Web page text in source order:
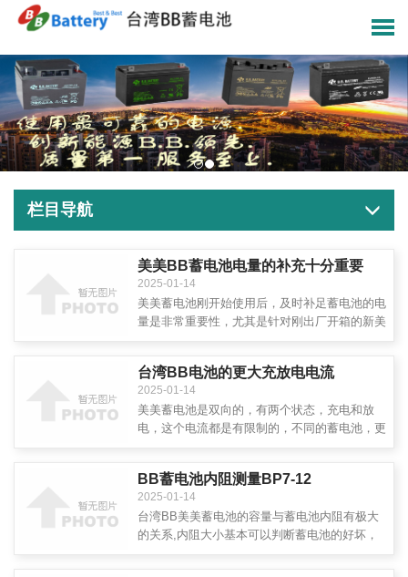
栏目导航
美美BB蓄电池电量的补充十分重要
2025-01-14
美美蓄电池刚开始使用后，及时补足蓄电池的电
量是非常重要性，尤其是针对刚出厂开箱的新美
常重要的，若蓄电池首充电时间未达到要求，很
大可能对蓄电池的电量带来
台湾BB电池的更大充放电电流
2025-01-14
美美蓄电池是双向的，有两个状态，充电和放
电，这个电流都是有限制的，不同的蓄电池，更
能，充电电流和组件功率有关，如一个系统，组
件是5kW，蓄电池组电压是48V
BB蓄电池内阻测量BP7-12
2025-01-14
台湾BB美美蓄电池的容量与蓄电池内阻有极大
的关系,内阻大小基本可以判断蓄电池的好坏，